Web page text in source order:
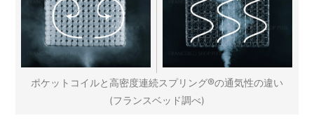
ポケットコイルと高密度連続スプリング®の通気性の違い
(フランスベッド調べ)